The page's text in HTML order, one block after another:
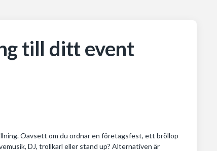
till ditt event
Oavsett om du ordnar en företagsfest, ett bröllop
DJ, trollkarl eller stand up? Alternativen är